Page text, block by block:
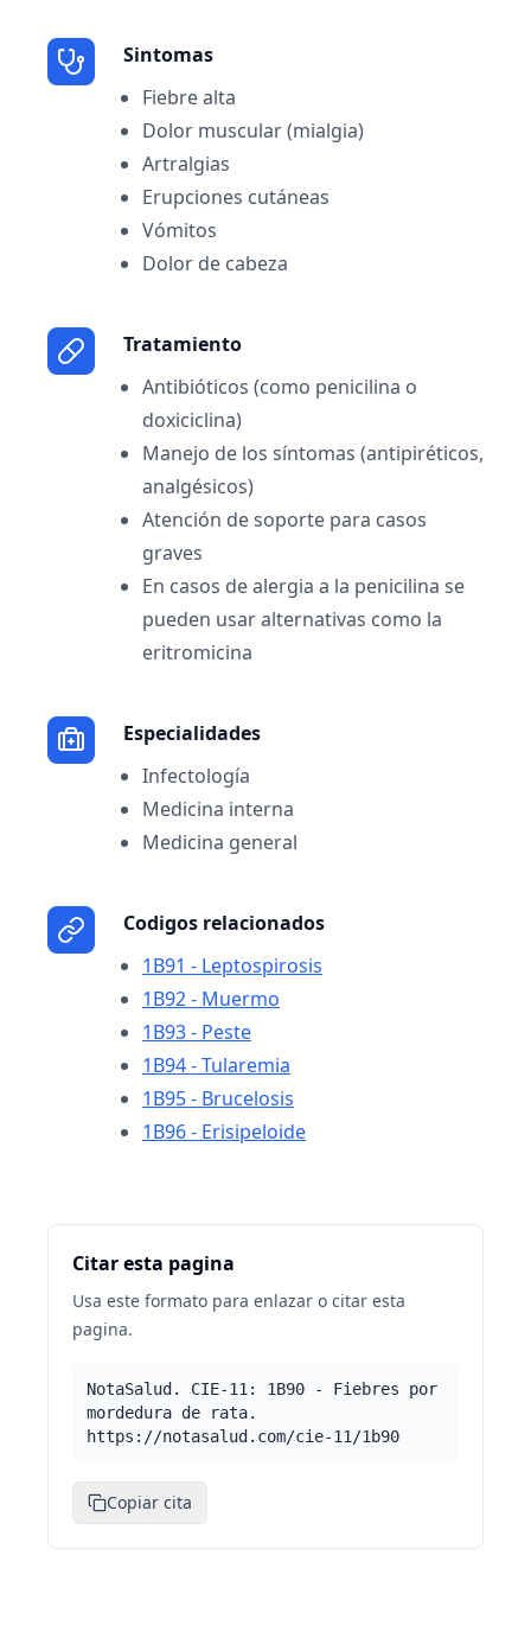
Sintomas
Fiebre alta
Dolor muscular (mialgia)
Artralgias
Erupciones cutáneas
Vómitos
Dolor de cabeza
Tratamiento
Antibióticos (como penicilina o
doxiciclina)
Manejo de los síntomas (antipiréticos,
analgésicos)
Atención de soporte para casos
graves
En casos de alergia a la penicilina se
pueden usar alternativas como la
eritromicina
Especialidades
Infectología
Medicina interna
Medicina general
Codigos relacionados
1B91 - Leptospirosis
1B92 - Muermo
1B93 - Peste
1B94 - Tularemia
1B95 - Brucelosis
1B96 - Erisipeloide
Citar esta pagina
Usa este formato para enlazar o citar esta
pagina.
NotaSalud. CIE-11: 1B90 - Fiebres por
mordedura de rata.
https://notasalud.com/cie-11/1b90
Copiar cita